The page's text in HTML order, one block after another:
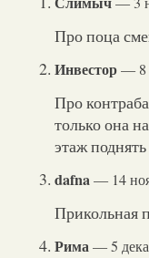
Про поца
Инвестор— 8
Про
только она
этаж
dafna— 14
Прикольная
Рима— 5